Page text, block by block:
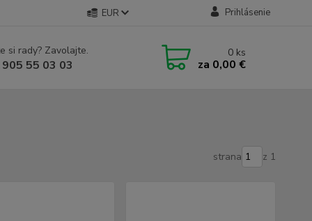
EUR Prihlásenie
si rady? Zavolajte.
55 03 03
0 ks
za 0,00 €
strana z 1